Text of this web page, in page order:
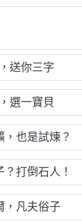
送你三字
選一寶貝
，也是試煉？
打倒石人！
，凡夫俗子